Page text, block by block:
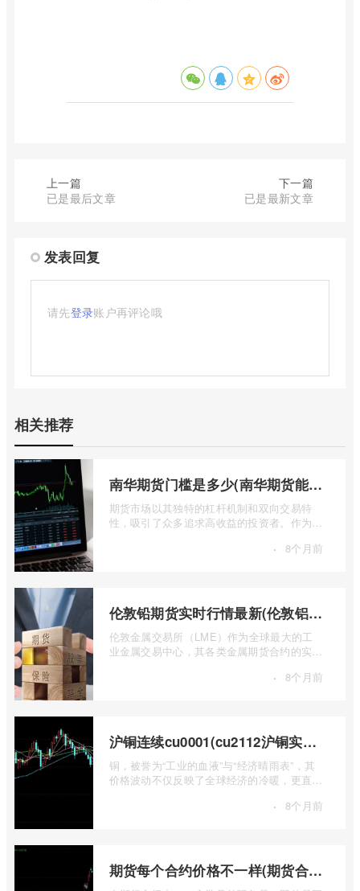
上一篇
已是最后文章
下一篇
已是最新文章
发表回复
请先登录账户再评论哦
相关推荐
南华期货门槛是多少(南华期货能做国际期货吗)
期货市场以其独特的杠杆机制和双向交易特
性，吸引了众多追求高收益的投资者。作为中
· 8个月前
伦敦铅期货实时行情最新(伦敦铝锡期货实时行情)
伦敦金属交易所（LME）作为全球最大的工
业金属交易中心，其各类金属期货合约的实时
· 8个月前
沪铜连续cu0001(cu2112沪铜实时行情)
铜，被誉为“工业的血液”与“经济晴雨表”，其
价格波动不仅反映了全球经济的冷暖，更直接
· 8个月前
期货每个合约价格不一样(期货合约之间的价格差)